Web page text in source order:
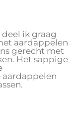
ik graag
aardappelen
gerecht met
Het sappige
aardappelen